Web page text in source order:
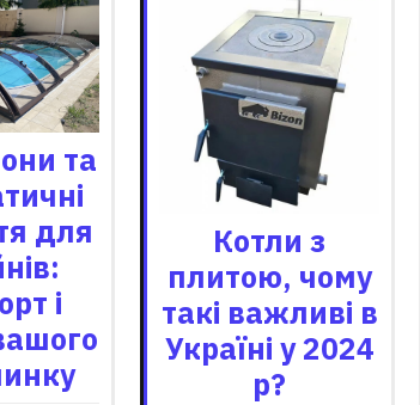
та
для
і
Котли з
плитою, чому
такі важливі в
Україні у 2024
р?